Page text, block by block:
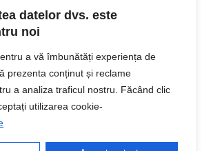
datelor dvs. este
noi
a vă îmbunătăți experiența de
prezenta conținut și reclame
a analiza traficul nostru. Făcând clic
utilizarea cookie-